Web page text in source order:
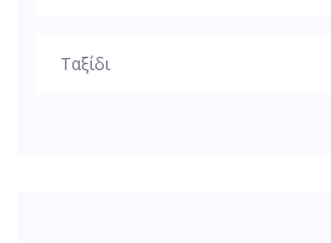
Ταξίδι